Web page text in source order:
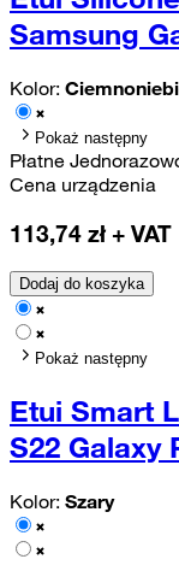
Samsung
Kolor:
Pokaż następny
Płatne
Cena urządzenia
113,74 zł + VAT
Dodaj do koszyka
Pokaż następny
Etui Smart
S22 Galaxy
Kolor: Szary